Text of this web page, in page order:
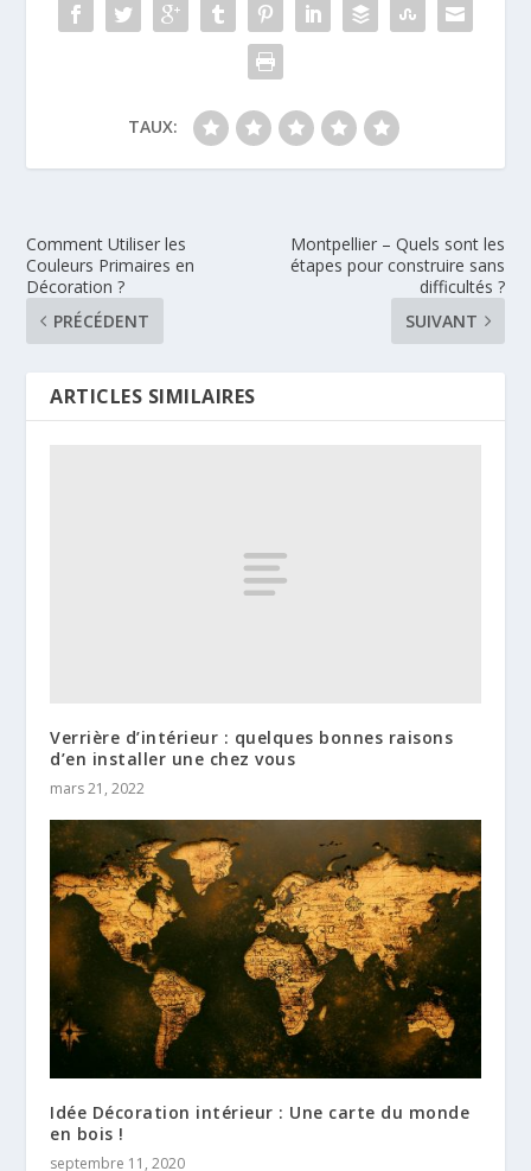
TAUX:
Comment Utiliser les
Couleurs Primaires en
Décoration ?
PRÉCÉDENT
Montpellier – Quels sont les
étapes pour construire sans
difficultés ?
SUIVANT
ARTICLES SIMILAIRES
Verrière d’intérieur : quelques bonnes raisons
d’en installer une chez vous
mars 21, 2022
Idée Décoration intérieur : Une carte du monde
en bois !
septembre 11, 2020